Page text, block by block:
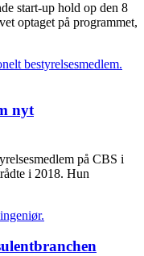
start-up hold op den 8
optaget på programmet,
nyt
på CBS i
i 2018. Hun